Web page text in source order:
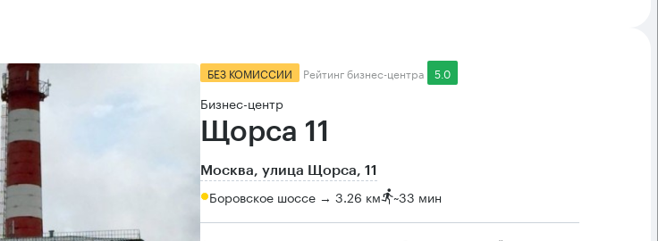
БЕЗ КОМИССИИ Рейтинг бизнес-центра 5.0
Бизнес-центр
Щорса 11
Москва, улица Щорса, 11
Боровское шоссе → 3.26 км ~33 мин